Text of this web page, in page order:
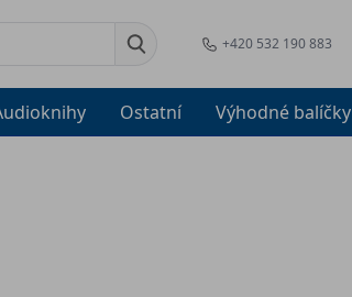
+420 532 190 883
Ostatní Výhodné balíčky